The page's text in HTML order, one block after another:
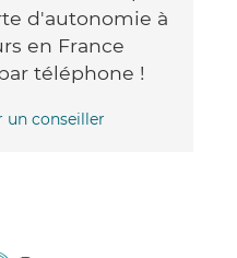
d'autonomie à
en France
téléphone !
un conseiller